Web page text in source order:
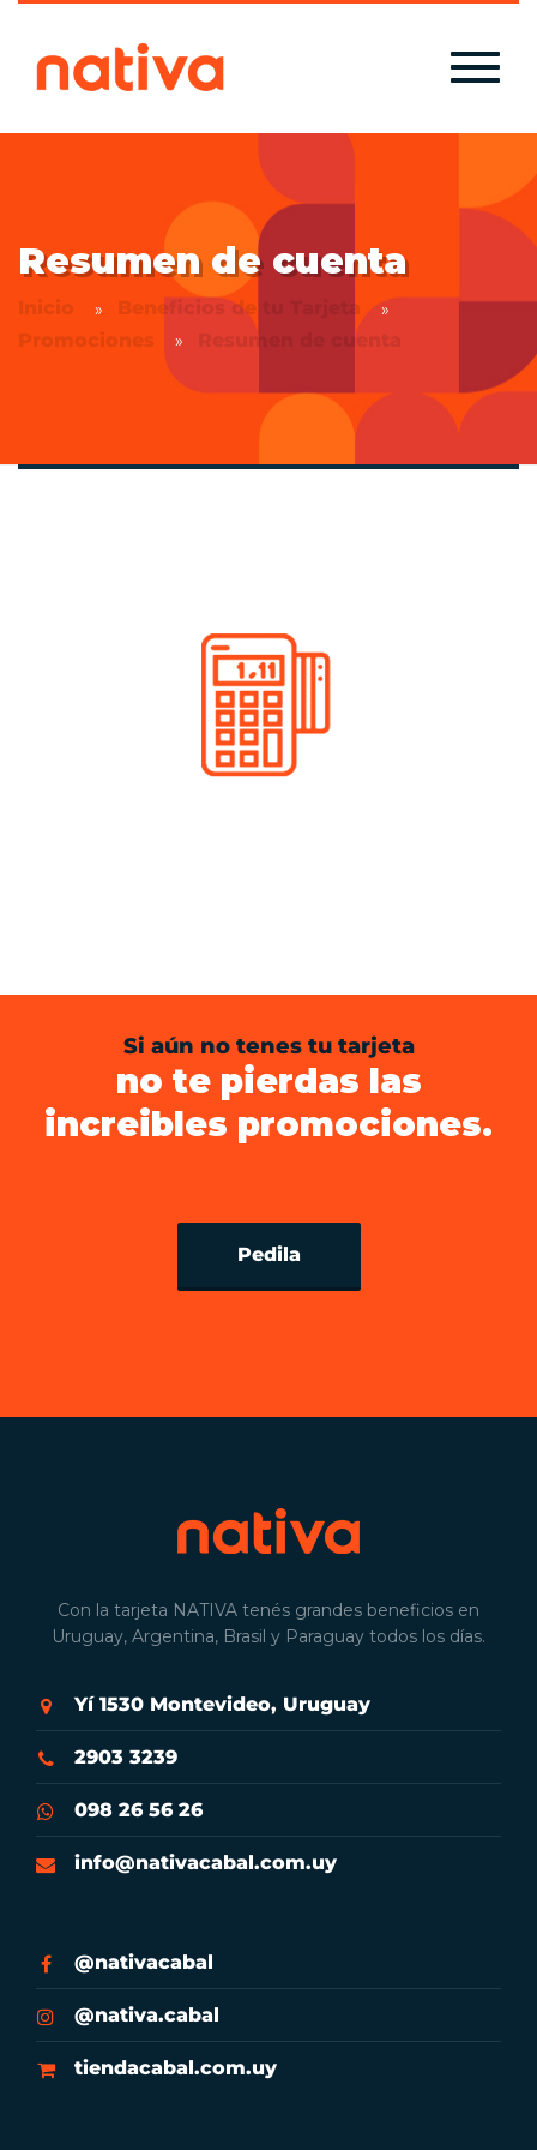
Resumen de cuenta
Inicio
Beneficios de tu Tarjeta
Promociones
Resumen de cuenta
Si aún no tenes tu tarjeta
no te pierdas las
increibles promociones.
Pedila
Con la tarjeta NATIVA tenés grandes beneficios en
Uruguay, Argentina, Brasil y Paraguay todos los días.
Yí 1530 Montevideo, Uruguay
2903 3239
098 26 56 26
info@nativacabal.com.uy
@nativacabal
@nativa.cabal
tiendacabal.com.uy